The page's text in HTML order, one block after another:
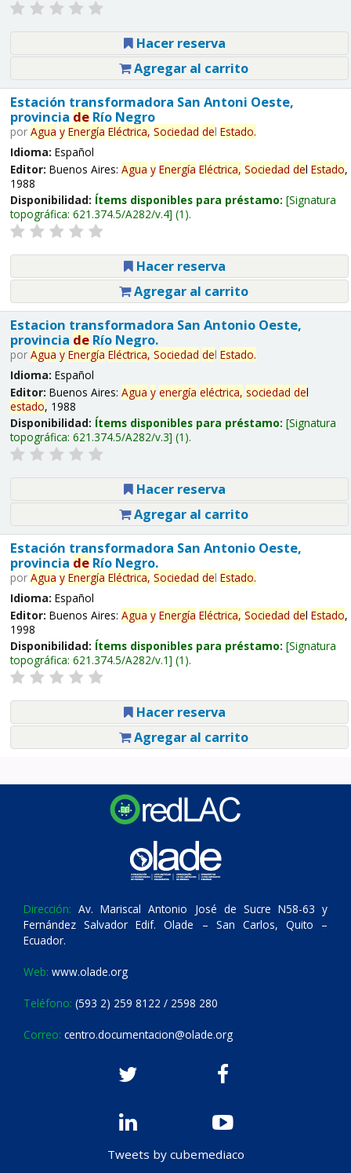
Hacer reserva
Agregar al carrito
Estación transformadora San Antoni Oeste,
provincia deRío Negro
por Agua y Energía Eléctrica, Sociedad del Estado.
Idioma: Español
Editor: Buenos Aires: Agua y Energía Eléctrica, Sociedad del Estado,
1988
Disponibilidad: Ítems disponibles para préstamo: Signatura
topográfica: 621.374.5/A282/v.4 (1).
Hacer reserva
Agregar al carrito
Estacion transformadora San Antonio Oeste,
provincia deRío Negro.
por Agua y Energía Eléctrica, Sociedad del Estado.
Idioma: Español
Editor: Buenos Aires: Agua y energía eléctrica, sociedad del
estado, 1988
Disponibilidad: Ítems disponibles para préstamo: Signatura
topográfica: 621.374.5/A282/v.3 (1).
Hacer reserva
Agregar al carrito
Estación transformadora San Antonio Oeste,
provincia deRío Negro.
por Agua y Energía Eléctrica, Sociedad del Estado.
Idioma: Español
Editor: Buenos Aires: Agua y Energía Eléctrica, Sociedad del Estado,
1998
Disponibilidad: Ítems disponibles para préstamo: Signatura
topográfica: 621.374.5/A282/v.1 (1).
Hacer reserva
Agregar al carrito
Dirección: Av. Mariscal Antonio José de Sucre N58-63 y
Fernández Salvador Edif. Olade – San Carlos, Quito –
Ecuador.
Web: www.olade.org
Teléfono: (593 2) 259 8122 / 2598 280
Correo: centro.documentacion@olade.org
Tweets by cubemediaco